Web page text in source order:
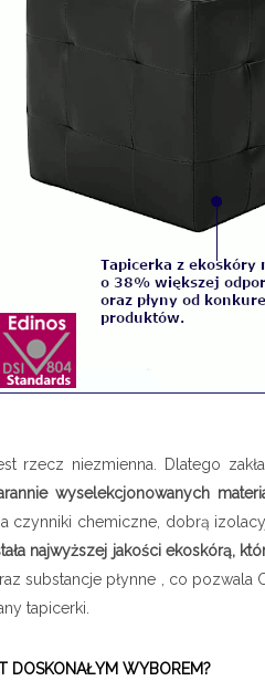
rzecz niezmienna. Dlatego
wyselekcjonowanych
czynniki chemiczne, dobrą
najwyższej jakości ekoskórą,
substancje płynne , co
tapicerki.
DOSKONAŁYM WYBOREM?